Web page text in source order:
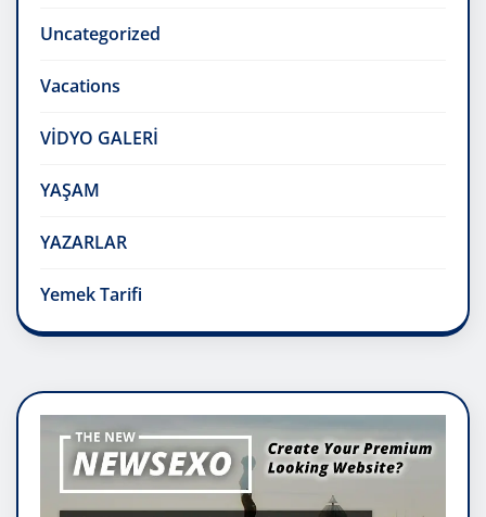
Uncategorized
Vacations
VİDYO GALERİ
YAŞAM
YAZARLAR
Yemek Tarifi